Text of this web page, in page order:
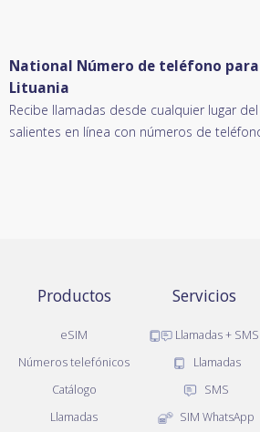
National Número de teléfono
Lituania
Recibe llamadas desde cualquier lugar
salientes en línea con números de
Productos
eSIM
Números telefónicos
Catálogo
Llamadas
Servicios
Llamadas + SMS
Llamadas
SMS
SIM WhatsApp